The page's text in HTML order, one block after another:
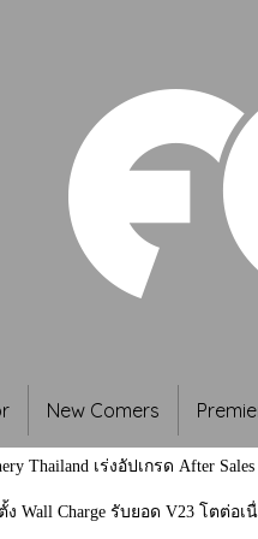
New Comers
Thailand เร่งอัปเกรด After
ง Wall Charge รับยอด V23 โตต่อเ